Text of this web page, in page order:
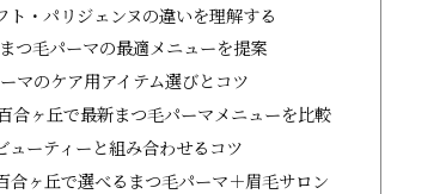
・パリジェンヌの違いを理解する
つ毛パーマの最適メニューを提案
マのケア用アイテム選びとコツ
合ヶ丘で最新まつ毛パーマメニューを比較
ーティーと組み合わせるコツ
ヶ丘で選べるまつ毛パーマ＋眉毛サロン